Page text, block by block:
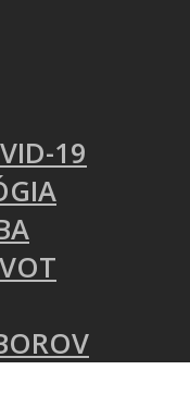
19